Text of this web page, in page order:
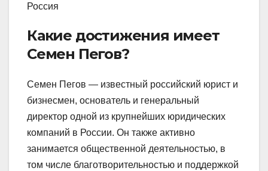
Россия
Какие достижения имеет
Семен Пегов?
Семен Пегов — известный российский юрист и
бизнесмен, основатель и генеральный
директор одной из крупнейших юридических
компаний в России. Он также активно
занимается общественной деятельностью, в
том числе благотворительностью и поддержкой